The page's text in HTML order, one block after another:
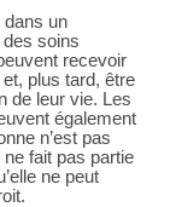
dans un
soins
recevoir
plus tard, être
de leur vie. Les
également
n’est pas
fait pas partie
ne peut